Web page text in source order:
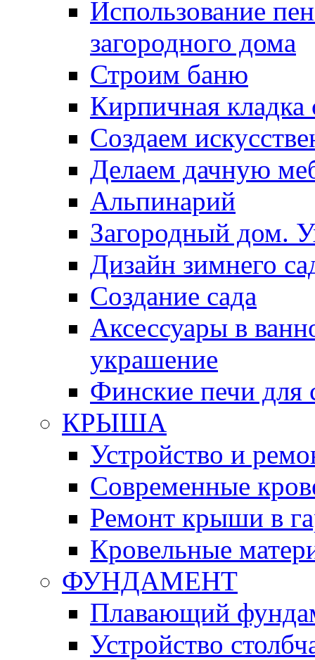
Использование
загородного дома
Строим баню
Кирпичная кладка
Создаем
Делаем дачную
Альпинарий
Загородный дом.
Дизайн зимнего
Создание сада
Аксессуары в
украшение
Финские печи для
КРЫША
Устройство и
Современные
Ремонт крыши в
Кровельные
ФУНДАМЕНТ
Плавающий
Устройство